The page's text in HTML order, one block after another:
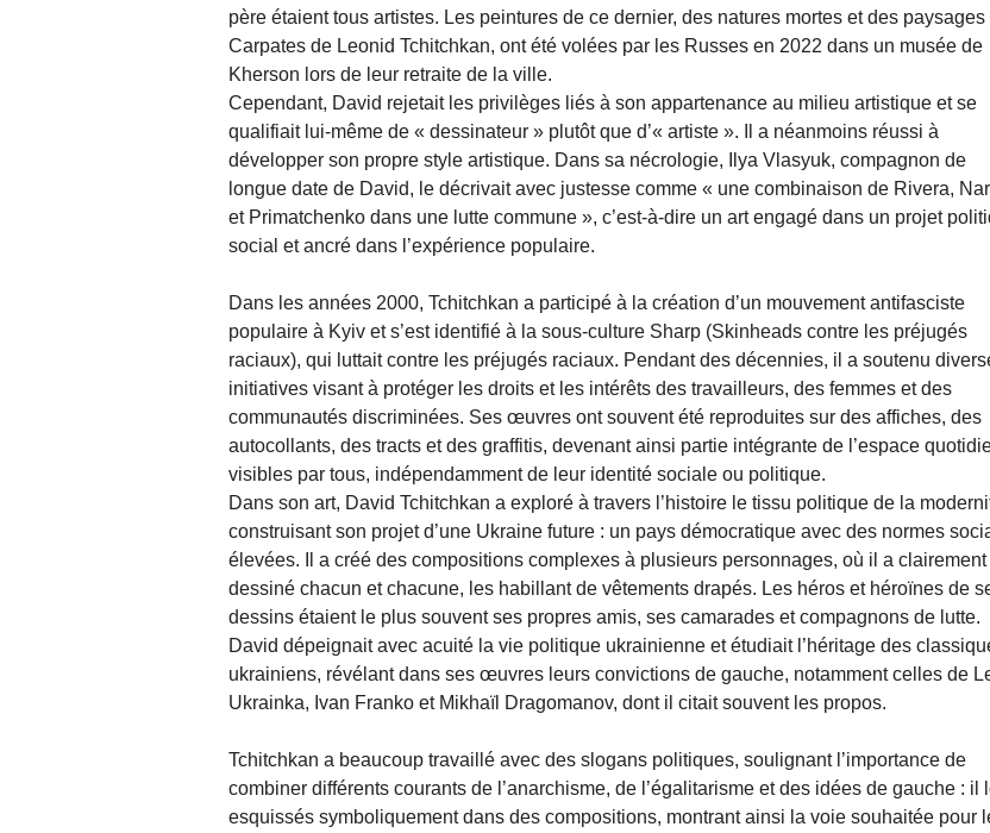
père étaient tous artistes. Les peintures de ce dernier, des natures mortes et des paysages
Carpates de Leonid Tchitchkan, ont été volées par les Russes en 2022 dans un musée de
Kherson lors de leur retraite de la ville.
Cependant, David rejetait les privilèges liés à son appartenance au milieu artistique et se
qualifiait lui-même de « dessinateur » plutôt que d’« artiste ». Il a néanmoins réussi à
développer son propre style artistique. Dans sa nécrologie, Ilya Vlasyuk, compagnon de
longue date de David, le décrivait avec justesse comme « une combinaison de Rivera,
et Primatchenko dans une lutte commune », c’est-à-dire un art engagé dans un projet
social et ancré dans l’expérience populaire.
Dans les années 2000, Tchitchkan a participé à la création d’un mouvement antifasciste
populaire à Kyiv et s’est identifié à la sous-culture Sharp (Skinheads contre les préjugés
raciaux), qui luttait contre les préjugés raciaux. Pendant des décennies, il a soutenu
initiatives visant à protéger les droits et les intérêts des travailleurs, des femmes et des
communautés discriminées. Ses œuvres ont souvent été reproduites sur des affiches, des
autocollants, des tracts et des graffitis, devenant ainsi partie intégrante de l’espace
visibles par tous, indépendamment de leur identité sociale ou politique.
Dans son art, David Tchitchkan a exploré à travers l’histoire le tissu politique de la
construisant son projet d’une Ukraine future : un pays démocratique avec des normes
élevées. Il a créé des compositions complexes à plusieurs personnages, où il a clairement
dessiné chacun et chacune, les habillant de vêtements drapés. Les héros et héroïnes de
dessins étaient le plus souvent ses propres amis, ses camarades et compagnons de lutte.
David dépeignait avec acuité la vie politique ukrainienne et étudiait l’héritage des
ukrainiens, révélant dans ses œuvres leurs convictions de gauche, notamment celles de
Ukrainka, Ivan Franko et Mikhaïl Dragomanov, dont il citait souvent les propos.
Tchitchkan a beaucoup travaillé avec des slogans politiques, soulignant l’importance de
combiner différents courants de l’anarchisme, de l’égalitarisme et des idées de gauche : il
esquissés symboliquement dans des compositions, montrant ainsi la voie souhaitée pour